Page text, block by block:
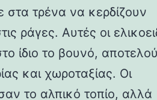
στα τρένα να κερδίζουν
ράγες. Αυτές οι
ίδιο το βουνό,
και χωροταξίας. Οι
το αλπικό τοπίο, αλλά